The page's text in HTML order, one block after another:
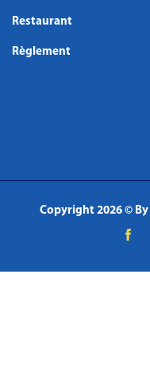
Restaurant
Règlement
Copyright 2026 © By